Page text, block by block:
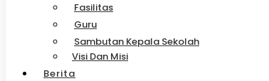
Fasilitas
Guru
Sambutan Kepala Sekolah
Visi Dan Misi
Berita